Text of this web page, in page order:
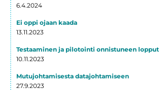
6.4.2024
Ei oppi ojaan kaada
13.11.2023
Testaaminen ja pilotointi onnistuneen
10.11.2023
Mutujohtamisesta datajohtamiseen
27.9.2023